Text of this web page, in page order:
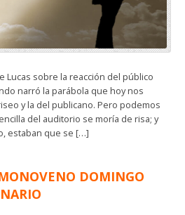
Lucas sobre la reacción del público
narró la parábola que hoy nos
y la del publicano. Pero podemos
del auditorio se moría de risa; y
estaban que se […]
DOMINGO